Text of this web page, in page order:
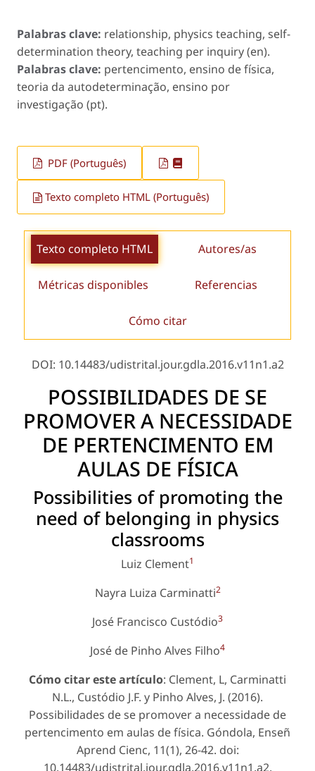
Palabras clave: relationship, physics teaching, self-
determination theory, teaching per inquiry (en).
Palabras clave: pertencimento, ensino de física,
teoria da autodeterminação, ensino por
investigação (pt).
PDF (Português)
Texto completo HTML (Português)
Texto completo HTML Autores/as
Métricas disponibles Referencias
Cómo citar
DOI: 10.14483/udistrital.jour.gdla.2016.v11n1.a2
POSSIBILIDADES DE SE
PROMOVER A NECESSIDADE
DE PERTENCIMENTO EM
AULAS DE FÍSICA
Possibilities of promoting the
need of belonging in physics
classrooms
Luiz Clement1
Nayra Luiza Carminatti2
José Francisco Custódio3
José de Pinho Alves Filho4
Cómo citar este artículo: Clement, L, Carminatti
N.L., Custódio J.F. y Pinho Alves, J. (2016).
Possibilidades de se promover a necessidade de
pertencimento em aulas de física. Góndola, Enseñ
Aprend Cienc, 11(1), 26-42. doi:
10.14483/udistrital.jour.gdla.2016.v11n1.a2.